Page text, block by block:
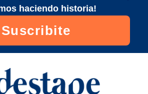
haciendo historia!
Suscribite